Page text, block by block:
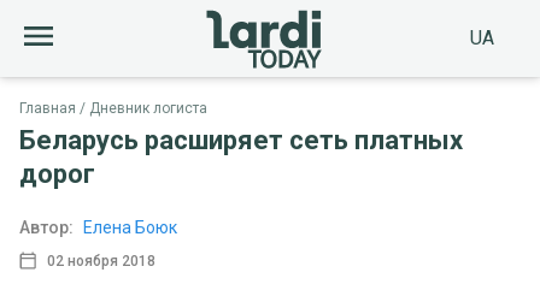
UA
Главная Дневник логиста
Беларусь расширяет сеть платных
дорог
02 ноября 2018
Автор: Елена Боюк